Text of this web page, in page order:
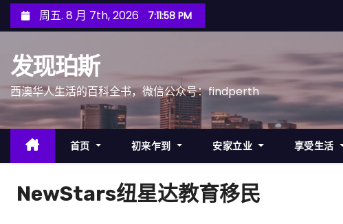
至
周五. 8 月 7th, 2026 7:12:01 PM
发现珀斯
西澳华人生活的百科全书，微信公众号：findperth
首页 初来乍到 安家立业 享受生活
NewStars纽星达教育移民